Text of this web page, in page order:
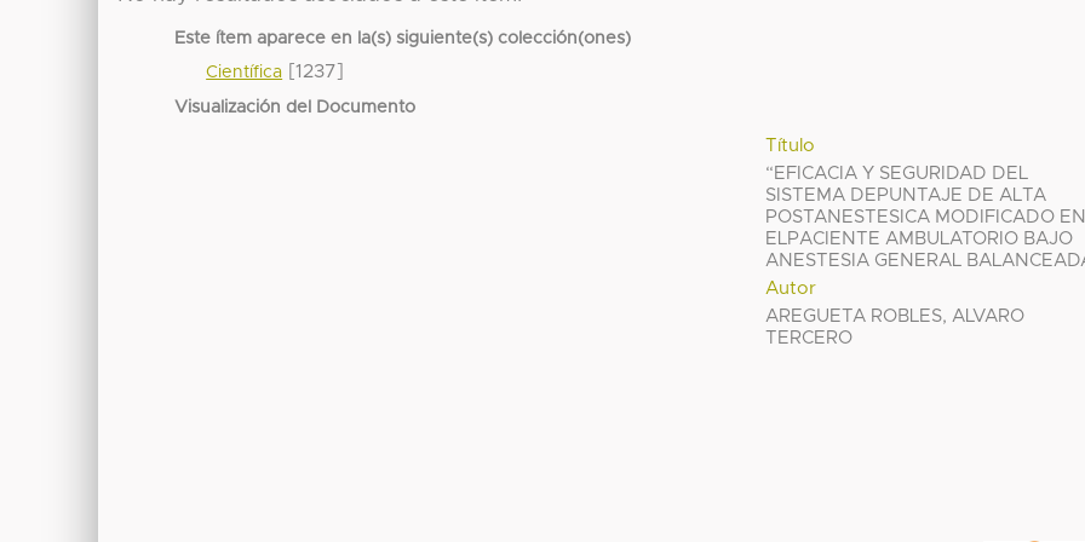
Este ítem aparece en la(s) siguiente(s) colección(ones)
Científica [1237]
Visualización del Documento
Título
“EFICACIA Y SEGURIDAD DEL
SISTEMA DEPUNTAJE DE ALTA
POSTANESTESICA MODIFICADO
ELPACIENTE AMBULATORIO BAJO
ANESTESIA GENERAL
Autor
AREGUETA ROBLES, ALVARO
TERCERO